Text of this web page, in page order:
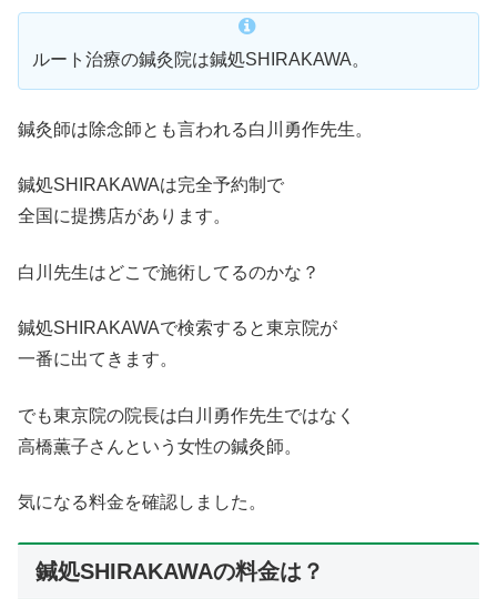
ルート治療の鍼灸院は鍼処SHIRAKAWA。
鍼灸師は除念師とも言われる白川勇作先生。
鍼処SHIRAKAWAは完全予約制で
全国に提携店があります。
白川先生はどこで施術してるのかな？
鍼処SHIRAKAWAで検索すると東京院が
一番に出てきます。
でも東京院の院長は白川勇作先生ではなく
高橋薫子さんという女性の鍼灸師。
気になる料金を確認しました。
鍼処SHIRAKAWAの料金は？